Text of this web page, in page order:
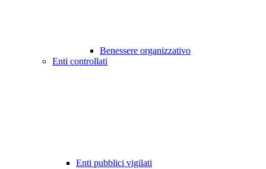
Benessere organizzativo
Enti controllati
Enti pubblici vigilati